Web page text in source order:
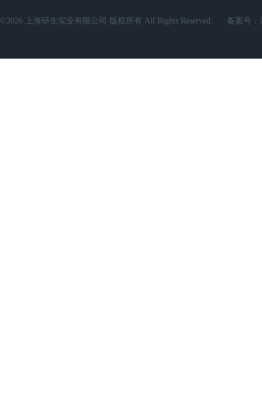
©2026 上海研生实业有限公司 版权所有 All Rights Reserved. 备案号：